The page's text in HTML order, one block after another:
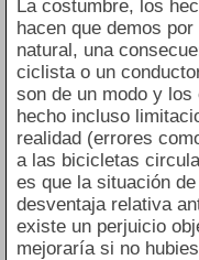
La costumbre, los
hacen que demos
natural, una
ciclista o un
son de un modo y
hecho incluso
realidad (errores
a las bicicletas
es que la situación
desventaja relativa
existe un perjuicio
mejoraría si no